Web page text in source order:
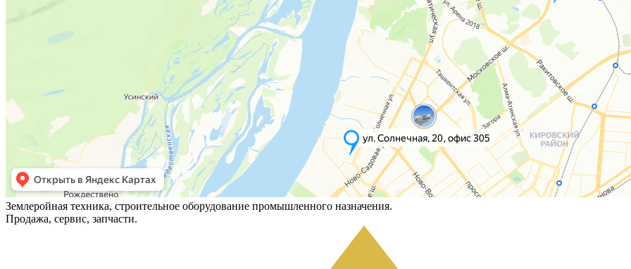
Землеройная техника, строительное оборудование промышленного назначения.
Продажа, сервис, запчасти.